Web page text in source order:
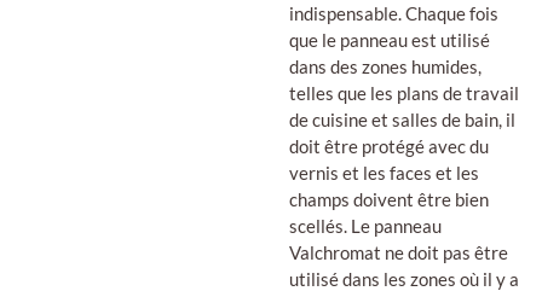
indispensable. Chaque fois
que le panneau est utilisé
dans des zones humides,
telles que les plans de travail
de cuisine et salles de bain, il
doit être protégé avec du
vernis et les faces et les
champs doivent être bien
scellés. Le panneau
Valchromat ne doit pas être
utilisé dans les zones où il y a